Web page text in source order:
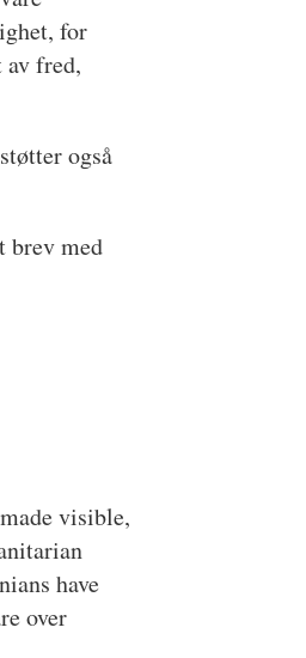
for
av fred,
også
brev med
visible,
have
over